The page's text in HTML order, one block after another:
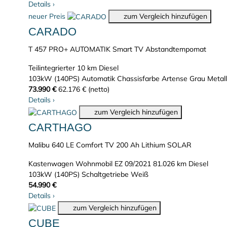
Details ›
neuer Preis
zum Vergleich hinzufügen
CARADO
T 457 PRO+ AUTOMATIK Smart TV Abstandtempomat
Teilintegrierter 10 km Diesel
103kW (140PS) Automatik Chassisfarbe Artense Grau
73.990 € 62.176 € (netto)
Details ›
zum Vergleich hinzufügen
CARTHAGO
Malibu 640 LE Comfort TV 200 Ah Lithium SOLAR
Kastenwagen Wohnmobil EZ 09/2021 81.026 km Diesel
103kW (140PS) Schaltgetriebe Weiß
54.990 €
Details ›
zum Vergleich hinzufügen
CUBE